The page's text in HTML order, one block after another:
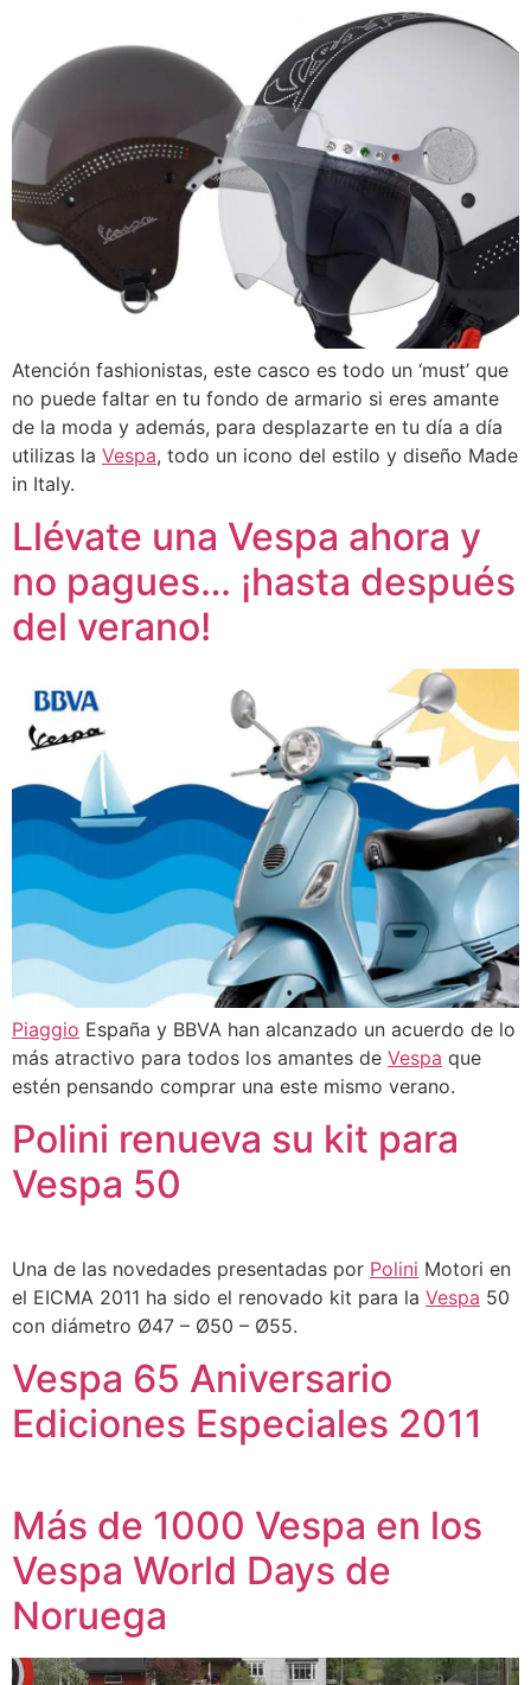
Atención fashionistas, este casco es todo un ‘must’ que
no puede faltar en tu fondo de armario si eres amante
de la moda y además, para desplazarte en tu día a día
utilizas la Vespa, todo un icono del estilo y diseño Made
in Italy.
Llévate una Vespa ahora y
no pagues… ¡hasta después
del verano!
Piaggio España y BBVA han alcanzado un acuerdo de lo
más atractivo para todos los amantes de Vespa que
estén pensando comprar una este mismo verano.
Polini renueva su kit para
Vespa 50
Una de las novedades presentadas por Polini Motori en
el EICMA 2011 ha sido el renovado kit para la Vespa 50
con diámetro Ø47 – Ø50 – Ø55.
Vespa 65 Aniversario
Ediciones Especiales 2011
Más de 1000 Vespa en los
Vespa World Days de
Noruega